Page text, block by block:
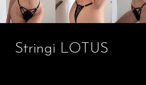
Stringi LOTUS